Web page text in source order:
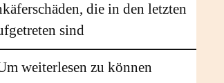
die in den letzten
sind
weiterlesen zu können